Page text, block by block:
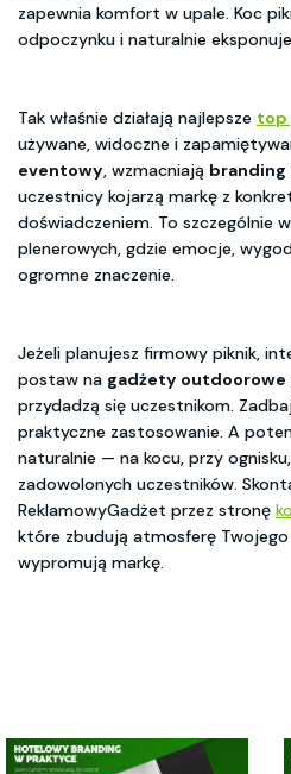
zapewnia komfort w upale. Koc
odpoczynku i naturalnie
Tak właśnie działają najlepsze top
używane, widoczne i
eventowy, wzmacniają branding
uczestnicy kojarzą markę z
doświadczeniem. To szczególnie
plenerowych, gdzie emocje,
ogromne znaczenie.
Jeżeli planujesz firmowy piknik,
postaw na gadżety outdoorowe
przydadzą się uczestnikom.
praktyczne zastosowanie. A
naturalnie — na kocu, przy
zadowolonych uczestników.
ReklamowyGadżet przez stronę
które zbudują atmosferę
wypromują markę.